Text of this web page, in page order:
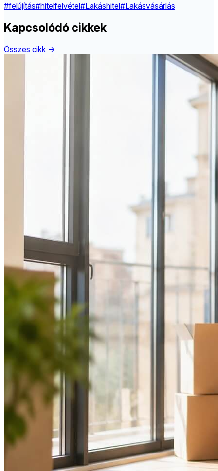
#felújítás#hitelfelvétel#Lakáshitel#Lakásvásárlás
Kapcsolódó cikkek
Összes cikk →